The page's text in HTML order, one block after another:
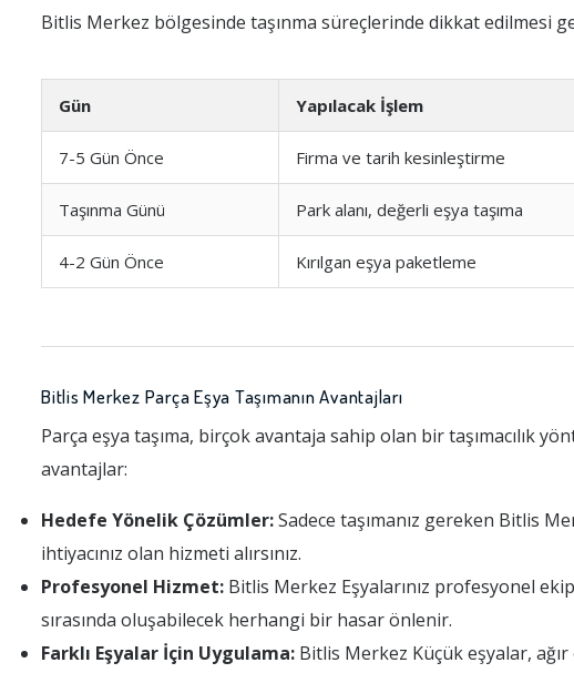
Bitlis Merkez bölgesinde taşınma süreçlerinde dikkat edilmesi
Gün Yapılacak İşlem
7-5 Gün Önce Firma ve tarih kesinleştirme
Taşınma Günü Park alanı, değerli eşya taşıma
4-2 Gün Önce Kırılgan eşya paketleme
Bitlis Merkez Parça Eşya Taşımanın Avantajları
Parça eşya taşıma, birçok avantaja sahip olan bir taşımacılık
avantajlar:
Hedefe Yönelik Çözümler:Sadece taşımanız gereken Bitlis
ihtiyacınız olan hizmeti alırsınız.
Profesyonel Hizmet: Bitlis Merkez Eşyalarınız profesyonel
sırasında oluşabilecek herhangi bir hasar önlenir.
Farklı Eşyalar İçin Uygulama: Bitlis Merkez Küçük eşyalar,